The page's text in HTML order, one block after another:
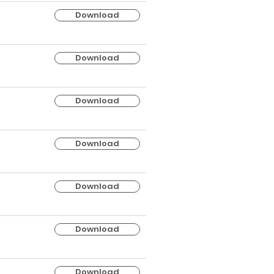
Download
Download
Download
Download
Download
Download